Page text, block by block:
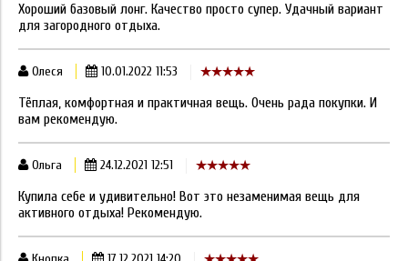
Хороший базовый лонг. Качество просто супер. Удачный вариант
для загородного отдыха.
Олеся 10.01.2022 11:53
Тёплая, комфортная и практичная вещь. Очень рада покупки. И
вам рекомендую.
Ольга 24.12.2021 12:51
Купила себе и удивительно! Вот это незаменимая вещь для
активного отдыха! Рекомендую.